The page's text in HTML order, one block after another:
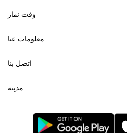
وقت نماز
معلومات عنا
اتصل بنا
مدينة